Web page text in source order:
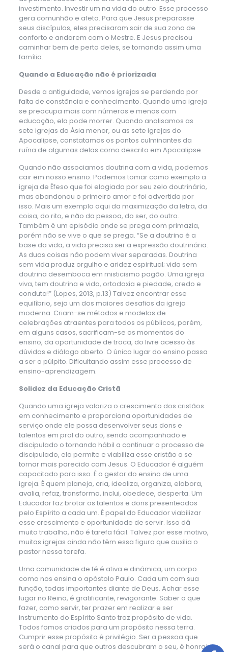
investimento. Investir um na vida do outro. Esse processo
gera comunhão e afeto. Para que Jesus preparasse
seus discípulos, eles precisaram sair de sua zona de
conforto e andarem com o Mestre. E Jesus precisou
caminhar bem de perto deles, se tornando assim uma
família.
Quando a Educação não é priorizada
Desde a antiguidade, vemos igrejas se perdendo por
falta de constância e conhecimento. Quando uma igreja
se preocupa mais com números e menos com
educação, ela pode morrer. Quando analisamos as
sete igrejas da Ásia menor, ou as sete igrejas do
Apocalipse, constatamos os pontos culminantes da
ruína de algumas delas como descrito em Apocalipse.
Quando não associamos doutrina com a vida, podemos
cair em nosso ensino. Podemos tomar como exemplo a
igreja de Éfeso que foi elogiada por seu zelo doutrinário,
mas abandonou o primeiro amor e foi advertida por
isso. Mais um exemplo aqui da maximização da letra, da
coisa, do rito, e não da pessoa, do ser, do outro.
Também é um episódio onde se prega com primazia,
porém não se vive o que se prega. “Se a doutrina é a
base da vida, a vida precisa ser a expressão doutrinária.
As duas coisas não podem viver separadas. Doutrina
sem vida produz orgulho e aridez espiritual; vida sem
doutrina desemboca em misticismo pagão. Uma igreja
viva, tem doutrina e vida, ortodoxia e piedade, credo e
conduta!” (Lopes, 2013, p.13) Talvez encontrar esse
equilíbrio, seja um dos maiores desafios da igreja
moderna. Criam-se métodos e modelos de
celebrações atraentes para todos os públicos, porém,
em alguns casos, sacrificam-se os momentos do
ensino, da oportunidade de troca, do livre acesso às
dúvidas e diálogo aberto. O único lugar do ensino passa
a ser o púlpito. Dificultando assim esse processo de
ensino-aprendizagem.
Solidez da Educação Cristã
Quando uma igreja valoriza o crescimento dos cristãos
em conhecimento e proporciona oportunidades de
serviço onde ele possa desenvolver seus dons e
talentos em prol do outro, sendo acompanhado e
discipulado o tornando hábil a continuar o processo de
discipulado, ela permite e viabiliza esse cristão a se
tornar mais parecido com Jesus. O Educador é alguém
capacitado para isso. É o gestor do ensino de uma
igreja. É quem planeja, cria, idealiza, organiza, elabora,
avalia, refaz, transforma, inclui, obedece, desperta. Um
Educador faz brotar os talentos e dons presenteados
pelo Espírito a cada um. É papel do Educador viabilizar
esse crescimento e oportunidade de servir. Isso dá
muito trabalho, não é tarefa fácil. Talvez por esse motivo,
muitas igrejas ainda não têm essa figura que auxilia o
pastor nessa tarefa.
Uma comunidade de fé é ativa e dinâmica, um corpo
como nos ensina o apóstolo Paulo. Cada um com sua
função, todas importantes diante de Deus. Achar esse
lugar no Reino, é gratificante, revigorante. Saber o que
fazer, como servir, ter prazer em realizar e ser
instrumento do Espírito Santo traz propósito de vida.
Todos fomos criados para um propósito nessa terra.
Cumprir esse propósito é privilégio. Ser a pessoa que
será o canal para que outros descubram o seu, é honra!